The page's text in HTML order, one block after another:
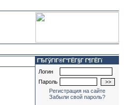
ГЂГўГІГ®Г°ГЁГ§Г Г¶ГЁГї
Логин
Пароль
Регистрация на сайте
Забыли свой пароль?